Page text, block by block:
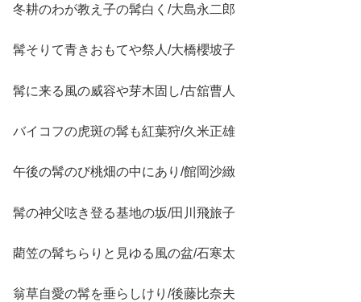
冬耕のわが教え子の髯白く/大島永二郎
髯そりて青きおもてや祭人/大橋櫻坡子
髯に来る風の威容や芽木固し/古舘曹人
バイコフの虎斑の髯も紅葉狩/久米正雄
午後の髯のび桃畑の中にあり/館岡沙緻
髯の神父呟き登る基地の坂/田川飛旅子
藺笠の髯ちらりと見ゆる風の盆/石寒太
翁草自愛の髯を垂らしけり/後藤比奈夫